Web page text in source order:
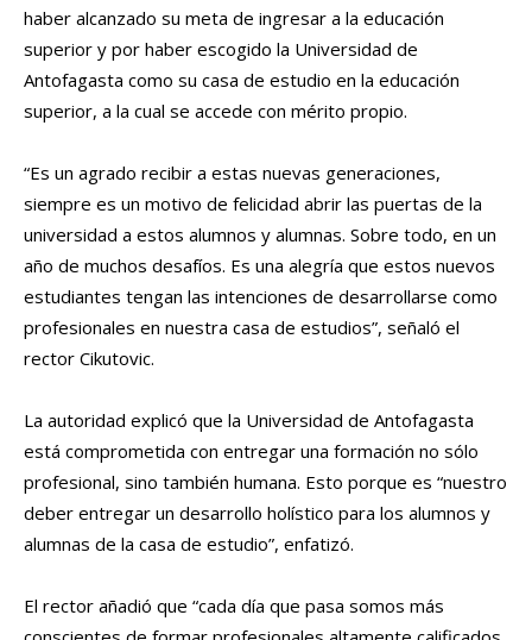
haber alcanzado su meta de ingresar a la educación
superior y por haber escogido la Universidad de
Antofagasta como su casa de estudio en la educación
superior, a la cual se accede con mérito propio.
“Es un agrado recibir a estas nuevas generaciones,
siempre es un motivo de felicidad abrir las puertas de la
universidad a estos alumnos y alumnas. Sobre todo, en un
año de muchos desafíos. Es una alegría que estos nuevos
estudiantes tengan las intenciones de desarrollarse como
profesionales en nuestra casa de estudios”, señaló el
rector Cikutovic.
La autoridad explicó que la Universidad de Antofagasta
está comprometida con entregar una formación no sólo
profesional, sino también humana. Esto porque es “nuestro
deber entregar un desarrollo holístico para los alumnos y
alumnas de la casa de estudio”, enfatizó.
El rector añadió que “cada día que pasa somos más